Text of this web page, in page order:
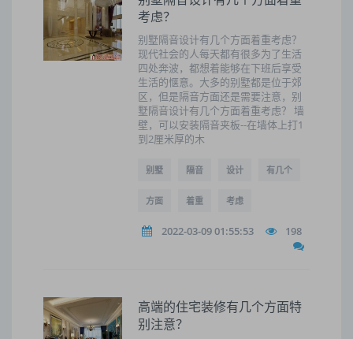
考虑？
别墅隔音设计有几个方面着重考虑？
现代社会的人每天都有很多为了生活
四处奔波，都想着能够在下班后享受
生活的惬意。大多的别墅都是位于郊
区，但是隔音方面还是需要注意，别
墅隔音设计有几个方面着重考虑？ 墙
壁，可以安装隔音夹板--在墙体上打1
到2厘米厚的木
别墅 隔音 设计 有几个
方面 着重 考虑
2022-03-09 01:55:53 198
高端的住宅装修有几个方面特
别注意？